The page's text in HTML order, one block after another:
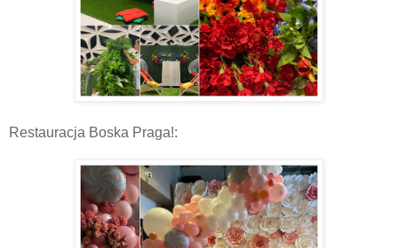
Restauracja Boska Praga!: